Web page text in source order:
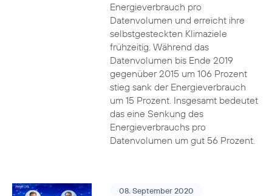
Energieverbrauch pro
Datenvolumen und erreicht ihre
selbstgesteckten Klimaziele
frühzeitig. Während das
Datenvolumen bis Ende 2019
gegenüber 2015 um 106 Prozent
stieg sank der Energieverbrauch
um 15 Prozent. Insgesamt bedeutet
das eine Senkung des
Energieverbrauchs pro
Datenvolumen um gut 56 Prozent.
08. September 2020